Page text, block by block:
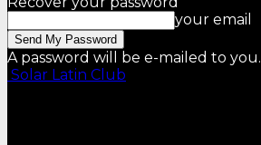
your email
A password will be e-mailed to you.
Solar Latin Club